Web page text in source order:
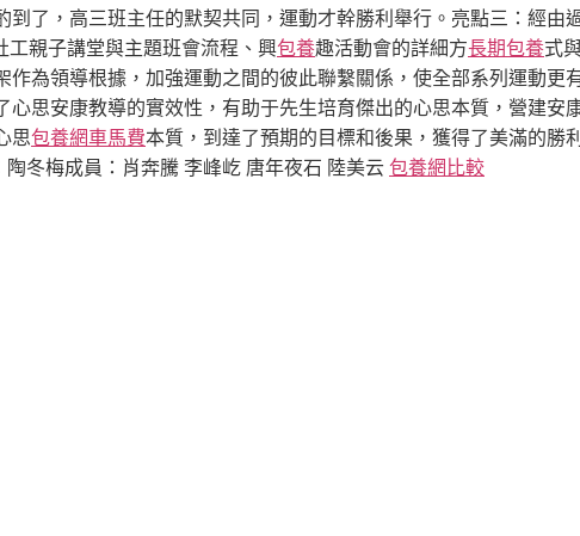
了，高三班主任的默契共同，運動才幹勝利舉行。 亮點三：經由
工親子講堂與主題班會流程、興包養趣活動會的詳細方長期包養式
為領導根據，加強運動之間的彼此聯繫關係，使全部系列運動更
思安康教導的實效性，有助于先生培育傑出的心思本質，營建安
思包養網車馬費本質，到達了預期的目標和後果，獲得了美滿的勝
陶冬梅成員：肖奔騰 李峰屹 唐年夜石 陸美云 包養網比較